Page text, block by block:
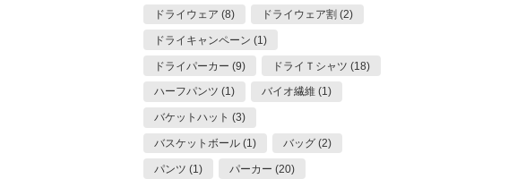
ドライウェア (8) ドライウェア割 (2)
ドライキャンペーン (1)
ドライパーカー (9) ドライＴシャツ (18)
ハーフパンツ (1) バイオ繊維 (1)
バケットハット (3)
バスケットボール (1) バッグ (2)
パンツ (1) パーカー (20)